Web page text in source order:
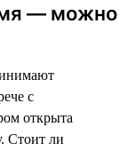
— можно
с
открыта
Стоит ли